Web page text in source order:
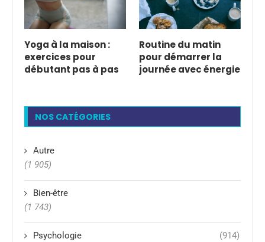
Yoga à la maison :
exercices pour
débutant pas à pas
Routine du matin
pour démarrer la
journée avec énergie
NOS CATÉGORIES
Autre
(1 905)
Bien-être
(1 743)
Psychologie (914)